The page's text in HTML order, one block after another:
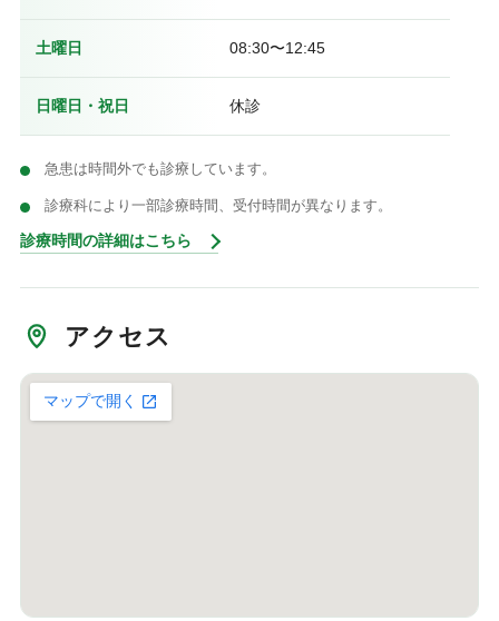
土曜日 08:30〜12:45
日曜日・祝日 休診
急患は時間外でも診療しています。
診療科により一部診療時間、受付時間が異なります。
診療時間の詳細はこちら
アクセス